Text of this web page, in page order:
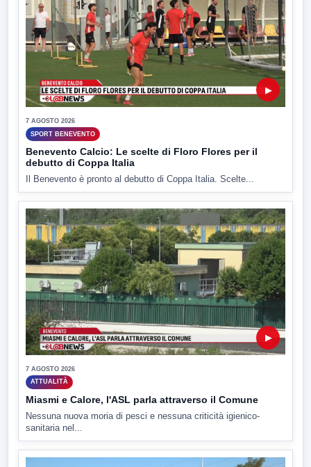
▶
7 AGOSTO 2026
SPORT BENEVENTO
Benevento Calcio: Le scelte di Floro Flores per il
debutto di Coppa Italia
Il Benevento è pronto al debutto di Coppa Italia. Scelte...
▶
7 AGOSTO 2026
ATTUALITÀ
Miasmi e Calore, l'ASL parla attraverso il Comune
Nessuna nuova moria di pesci e nessuna criticità igienico-
sanitaria nel...